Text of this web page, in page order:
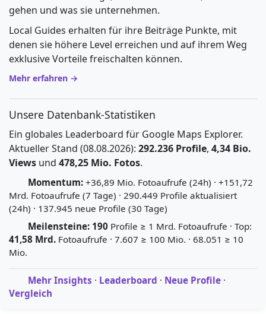
gehen und was sie unternehmen.
Local Guides erhalten für ihre Beiträge Punkte, mit
denen sie höhere Level erreichen und auf ihrem Weg
exklusive Vorteile freischalten können.
Mehr erfahren →
Unsere Datenbank-Statistiken
Ein globales Leaderboard für Google Maps Explorer.
Aktueller Stand (08.08.2026): 292.236 Profile, 4,34 Bio.
Views und 478,25 Mio. Fotos.
Momentum: +36,89 Mio. Fotoaufrufe (24h) · +151,72
Mrd. Fotoaufrufe (7 Tage) · 290.449 Profile aktualisiert
(24h) · 137.945 neue Profile (30 Tage)
Meilensteine: 190 Profile ≥ 1 Mrd. Fotoaufrufe · Top:
41,58 Mrd. Fotoaufrufe · 7.607 ≥ 100 Mio. · 68.051 ≥ 10
Mio.
Mehr Insights · Leaderboard · Neue Profile ·
Vergleich